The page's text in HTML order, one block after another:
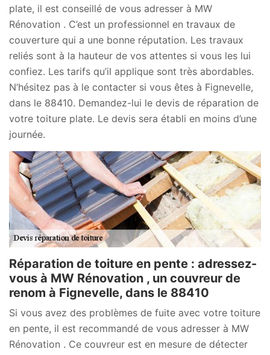
plate, il est conseillé de vous adresser à MW
Rénovation . C’est un professionnel en travaux de
couverture qui a une bonne réputation. Les travaux
reliés sont à la hauteur de vos attentes si vous les lui
confiez. Les tarifs qu’il applique sont très abordables.
N’hésitez pas à le contacter si vous êtes à Fignevelle,
dans le 88410. Demandez-lui le devis de réparation de
votre toiture plate. Le devis sera établi en moins d’une
journée.
Réparation de toiture en pente : adressez-
vous à MW Rénovation , un couvreur de
renom à Fignevelle, dans le 88410
Si vous avez des problèmes de fuite avec votre toiture
en pente, il est recommandé de vous adresser à MW
Rénovation . Ce couvreur est en mesure de détecter